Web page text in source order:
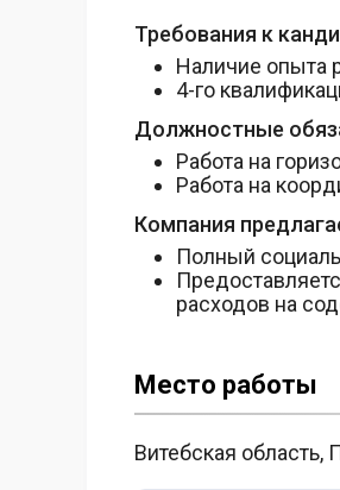
Требования к
Наличие опыта
4-го
Должностные
Работа на
Работа на
Компания
Полный
расходов на
Место работы
Витебская область,